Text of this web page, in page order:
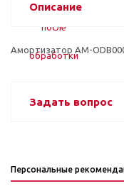
Описание
Амортизатор AM-
Задать вопрос
Персональные